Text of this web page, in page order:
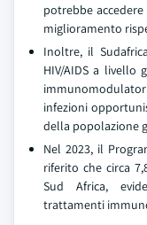
potrebbe
miglioramento
Inoltre, il
HIV/AIDS a livello
infezioni
della popolazione
Nel 2023, il
riferito che circa
Sud Africa,
trattamenti